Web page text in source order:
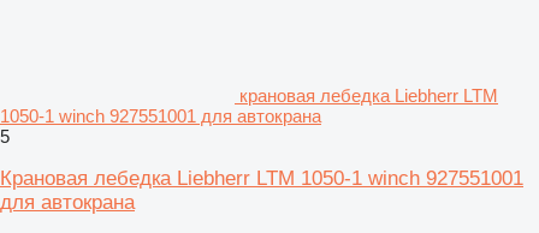
крановая лебедка Liebherr LTM
1050-1 winch 927551001 для автокрана
5
Крановая лебедка Liebherr LTM 1050-1 winch 927551001
для автокрана